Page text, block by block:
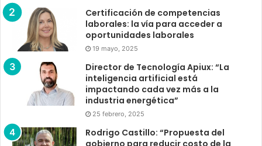
Certificación de competencias
laborales: la vía para acceder a
oportunidades laborales
19 mayo, 2025
Director de Tecnología Apiux: “La
inteligencia artificial está
impactando cada vez más a la
industria energética”
25 febrero, 2025
Rodrigo Castillo: “Propuesta del
gobierno para reducir costo de la